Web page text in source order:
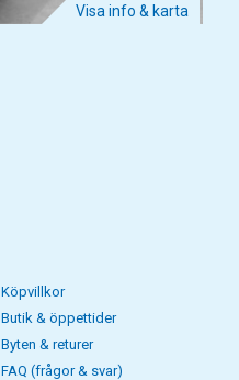
Visa info & karta
Köpvillkor
Butik & öppettider
Byten & returer
FAQ (frågor & svar)